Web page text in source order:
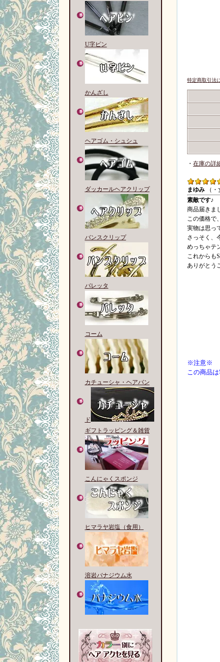
U字ピン
かんざし
ヘアゴム・シュシュ
ダッカールヘアクリップ
バンスクリップ
バレッタ
コーム
カチューシャ・ヘアバン
ド
ギフトラッピング＆雑貨
こんにゃくスポンジ
ヒマラヤ岩塩（食用）
溶岩バナジウム水
特定商取引法
・ 在庫の詳
まゆみ （
素敵です♪
商品届きま
この価格で
実物は思っ
さっそく、
めっちゃテ
これからも
ありがとう
※注意※
この商品